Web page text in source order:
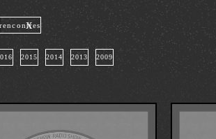
rencontres
x
2015 2014 2013 2009